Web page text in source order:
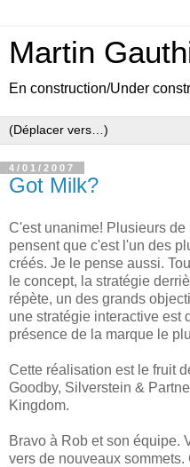
Martin
En construction/Under
4/01/2007
Got Milk?
C'est unanime! Plusieurs de
pensent que c'est l'un des
créés. Je le pense aussi.
le concept, la stratégie
répète, un des grands
une stratégie interactive est
présence de la marque le
Cette réalisation est le fruit
Goodby, Silverstein &
Kingdom.
Bravo à Rob et son équipe.
vers de nouveaux